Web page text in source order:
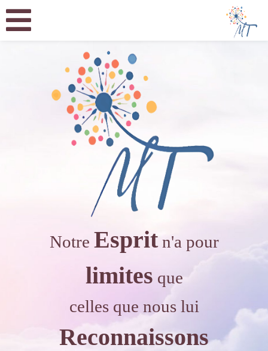
Notre Espritn'a pour
limites que
celles que nous lui
Reconnaissons